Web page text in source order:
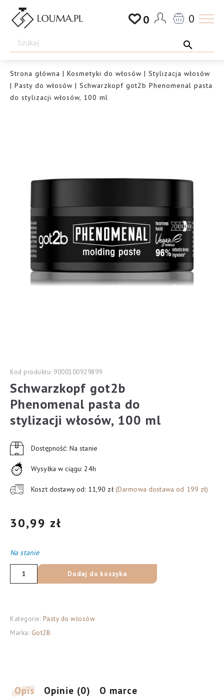
Przejdź
Drogeria
Louma.pl
0 0
Strona główna | Kosmetyki do włosów | Stylizacja włosów
| Pasty do włosów | Schwarzkopf got2b Phenomenal pasta
do stylizacji włosów, 100 ml
Kod produktu: 9000100929899
Schwarzkopf got2b
Phenomenal pasta do
stylizacji włosów, 100 ml
Dostępność: Na stanie
Wysyłka w ciągu: 24h
Koszt dostawy od: 11,90 zł (Darmowa dostawa od 199 zł)
30,99 zł
Na stanie
ilość
Schwarzkopf
pasta
do
ml
Dodaj do koszyka
Kategorie: Pasty do włosów
Marka: Got2B
Opis Opinie (0) O marce